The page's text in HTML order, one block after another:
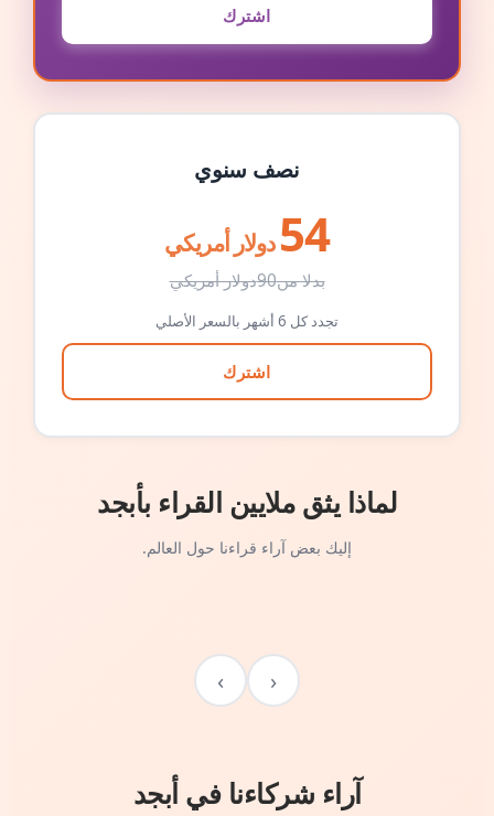
اشترك
نصف سنوي
54 دولار أمريكي
بدلا من90دولار أمريكي
تجدد كل 6 أشهر بالسعر الأصلي
اشترك
لماذا يثق ملايين القراء بأبجد
إليك بعض آراء قراءنا حول العالم.
‹
›
آراء شركاءنا في أبجد